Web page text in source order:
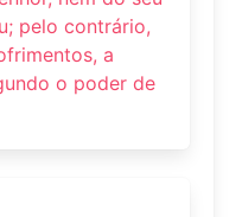
pelo contrário,
a
o poder de